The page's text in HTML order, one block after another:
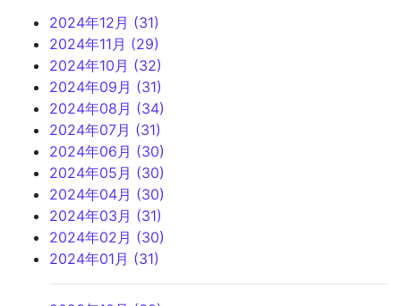
2024年12月 (31)
2024年11月 (29)
2024年10月 (32)
2024年09月 (31)
2024年08月 (34)
2024年07月 (31)
2024年06月 (30)
2024年05月 (30)
2024年04月 (30)
2024年03月 (31)
2024年02月 (30)
2024年01月 (31)